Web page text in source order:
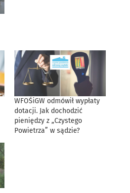
WFOŚiGW odmówił wypłaty
dotacji. Jak dochodzić
pieniędzy z „Czystego
Powietrza” w sądzie?